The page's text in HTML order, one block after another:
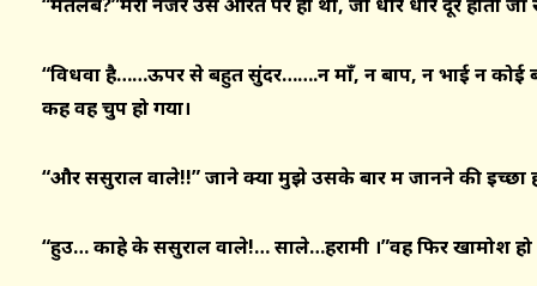
“विधवा है……ऊपर से बहुत सुंदर…….न माँ, न बाप, न भाई न कोई
कह वह चुप हो गया।
“और ससुराल वाले!!” जाने क्यों मुझे उसके बारें में जानने की इच्छा
“हुउ… काहे के ससुराल वाले!… साले…हरामी ।”वह फिर खामोश हो